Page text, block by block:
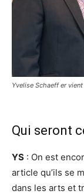
Yvelise Schaeff er
Qui seront
YS : On est
article qu’ils se
dans les arts et